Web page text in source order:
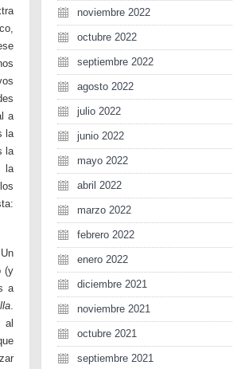
a
la
la
la
(y
a
.
al
noviembre 2022
octubre 2022
septiembre 2022
agosto 2022
julio 2022
junio 2022
mayo 2022
abril 2022
marzo 2022
febrero 2022
enero 2022
diciembre 2021
noviembre 2021
octubre 2021
septiembre 2021